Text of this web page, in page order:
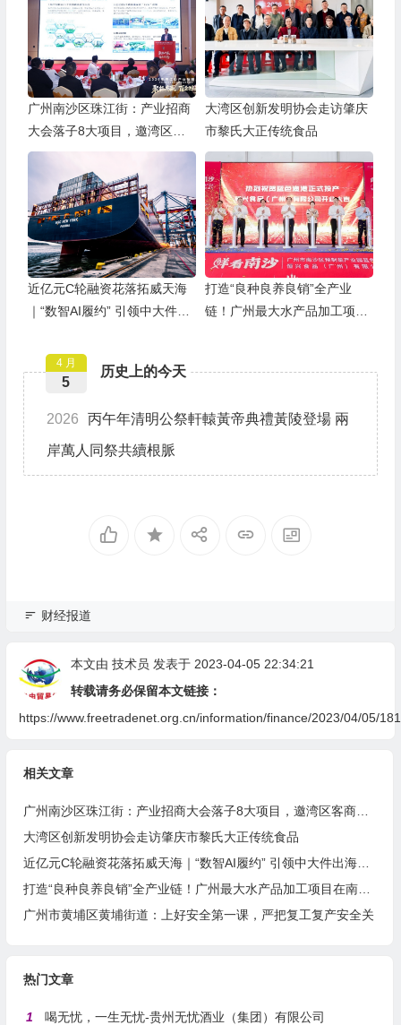
广州南沙区珠江街：产业招商
大会落子8大项目，邀湾区客
商抢占“南沙站”红利
大湾区创新发明协会走访肇庆
市黎氏大正传统食品
近亿元C轮融资花落拓威天海
｜“数智AI履约” 引领中大件出
打造“良种良养良销”全产业
链！广州最大水产品加工项目
历史上的今天
4 月
5
2026 丙午年清明公祭軒轅黃帝典禮黃陵登場 兩
岸萬人同祭共續根脈
财经报道
本文由 技术员 发表于 2023-04-05 22:34:21
转载请务必保留本文链接：
https://www.freetradenet.org.cn/information/finance/2023/04/05/
相关文章
广州南沙区珠江街：产业招商大会落子8大项目，邀湾区客商抢占“南沙站”红利
大湾区创新发明协会走访肇庆市黎氏大正传统食品
近亿元C轮融资花落拓威天海｜“数智AI履约” 引领中大件出海新基建
打造“良种良养良销”全产业链！广州最大水产品加工项目在南沙正式投产
广州市黄埔区黄埔街道：上好安全第一课，严把复工复产安全关
热门文章
1 喝无忧，一生无忧-贵州无忧酒业（集团）有限公司